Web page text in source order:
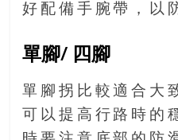
生。
好配備手腕帶，以
單腳/ 四腳
單腳拐比較適合大
可以提高行路時的